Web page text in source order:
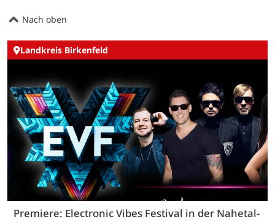
Nach oben
Landkreis Birkenfeld
Premiere: Electronic Vibes Festival in der Nahetal-